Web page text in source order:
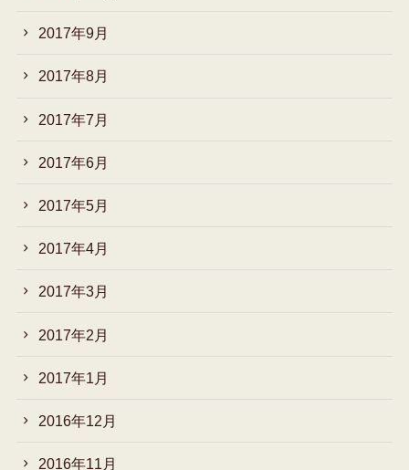
2017年9月
2017年8月
2017年7月
2017年6月
2017年5月
2017年4月
2017年3月
2017年2月
2017年1月
2016年12月
2016年11月